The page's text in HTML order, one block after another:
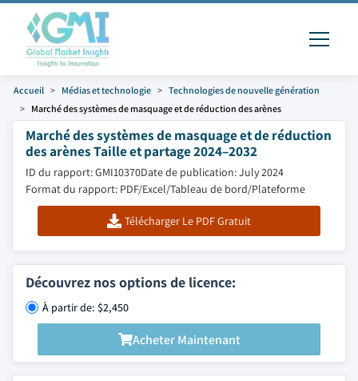
Accueil Médias et technologie
Technologies de nouvelle génération
Marché des systèmes de masquage et de réduction des arènes
Marché des systèmes de masquage et de réduction
des arènes Taille et partage 2024–2032
ID du rapport: GMI10370Date de publication: July 2024
Format du rapport: PDF/Excel/Tableau de bord/Plateforme
Télécharger Le PDF Gratuit
Découvrez nos options de licence:
À partir de: $2,450
Acheter Maintenant